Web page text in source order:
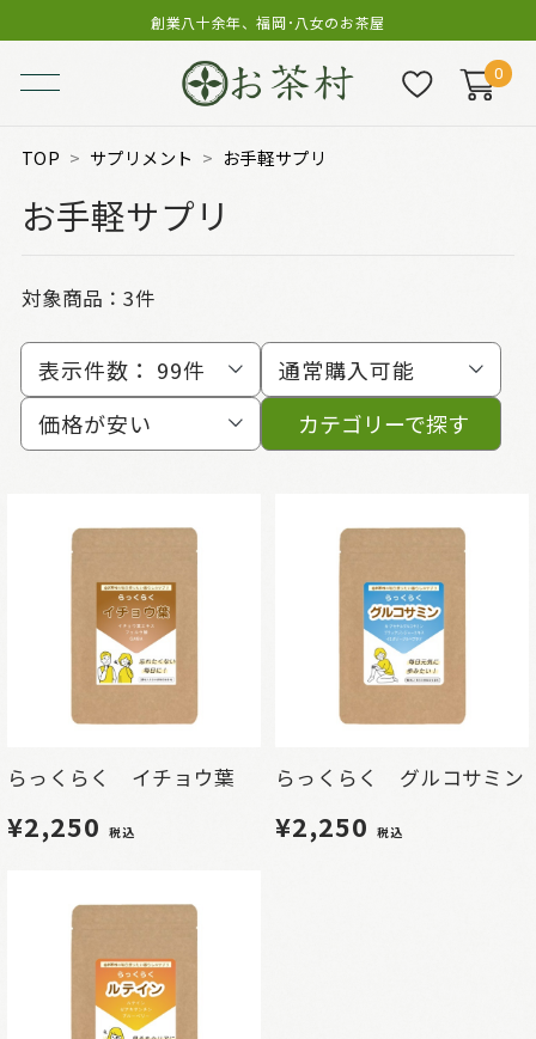
創業八十余年、福岡･八女のお茶屋
0
TOP サプリメント お手軽サプリ
お手軽サプリ
対象商品： 3件
表示件数： 99件
通常購入可能
価格が安い
カテゴリーで探す
らっくらく イチョウ葉
¥2,250 税込
らっくらく グルコサミン
¥2,250 税込